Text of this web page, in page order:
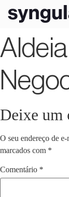
Deixe um
O seu endereço de
marcados com *
Comentário *